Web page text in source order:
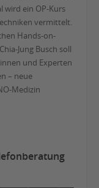
wird ein OP-Kurs
vermittelt.
Hands-on-
Jung Busch soll
und Experten
– neue
Medizin